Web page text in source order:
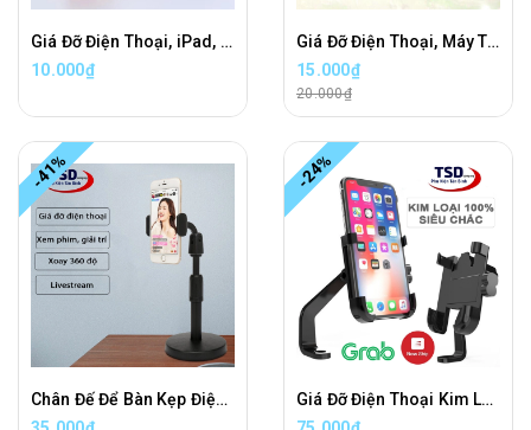
Giá Đỡ Điện Thoại, iPad, Máy Tính Bảng Đa Năng Hình Chiếc Ghế Xinh Xắn
10.000₫
Giá Đỡ Điện Thoại, Máy Tính Bảng Universal
15.000₫
20.000₫
-41%
Chân Đế Để Bàn Kẹp Điện Thoại Khi Livestream, Xem Phim Xoay 360 Độ Thông Minh
-24%
Giá Đỡ Điện Thoại Kim Loại Trên Xe Máy Siêu Chắc